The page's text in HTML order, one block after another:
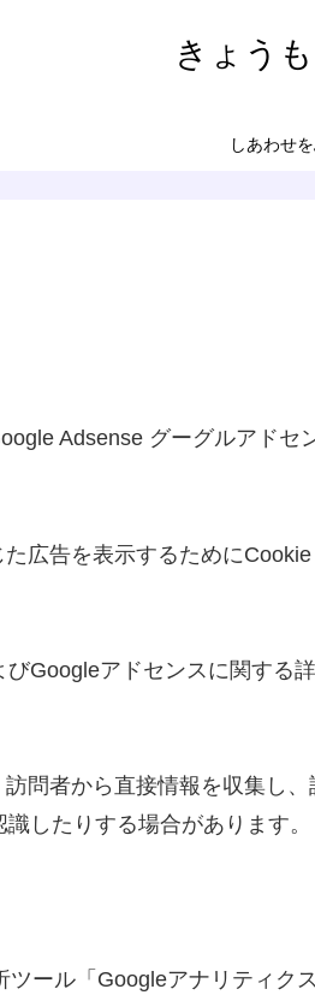
きょう
しあわせ
Adsense グーグルアドセ
広告を表示するために
Googleアドセンスに関する詳
問者から直接情報を収集し
したりする場合があります。
ール「Googleアナリティク